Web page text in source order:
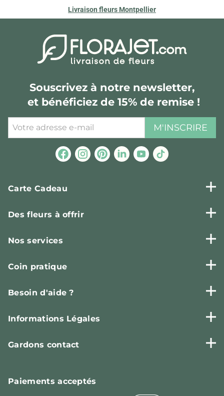
Livraison fleurs Montpellier
Souscrivez à notre newsletter,
et bénéficiez de 15% de remise !
M'INSCRIRE
Carte Cadeau
Des fleurs à offrir
Nos services
Coin pratique
Besoin d'aide ?
Informations Légales
Gardons contact
Paiementsacceptés